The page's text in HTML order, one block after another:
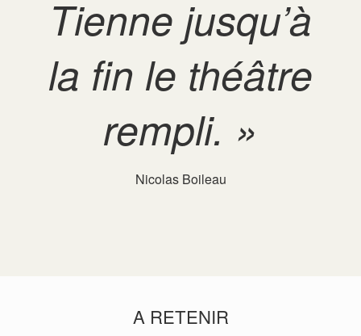
Tienne jusqu’à
la fin le théâtre
rempli. »
Nicolas Boileau
A RETENIR